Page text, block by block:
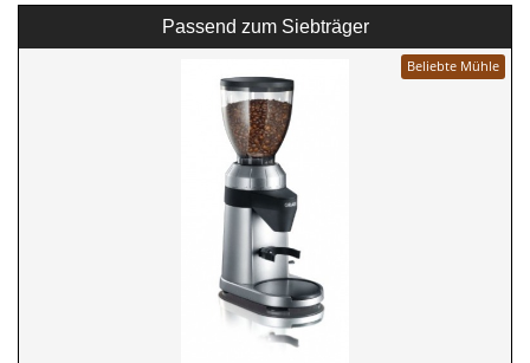
Passend zum Siebträger
Beliebte Mühle